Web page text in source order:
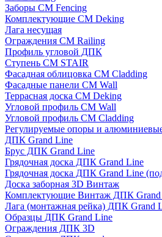
Заборы CM Fencing
Комплектующие CM Deking
Лага несущая
Ограждения CM Railing
Профиль угловой ДПК
Ступень CM STAIR
Фасадная облицовка CM Cladding
Фасадные панели CM Wall
Террасная доска CM Deking
Угловой профиль CM Wall
Угловой профиль CM Cladding
Регулируемые опоры и
ДПК Grand Line
Брус ДПК Grand Line
Грядочная доска ДПК Grand Line
Грядочная доска ДПК Grand Line
Доска заборная 3D Винтаж
Комплектующие Винтаж ДПК Grand
Лага (монтажная рейка) ДПК Grand
Образцы ДПК Grand Line
Ограждения ДПК 3D